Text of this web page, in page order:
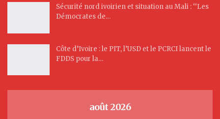
Sécurité nord ivoirien et situation au Mali : ‘‘Les
Démocrates de…
Côte d’Ivoire : le PIT, l’USD et le PCRCI lancent le
FDDS pour la…
août 2026